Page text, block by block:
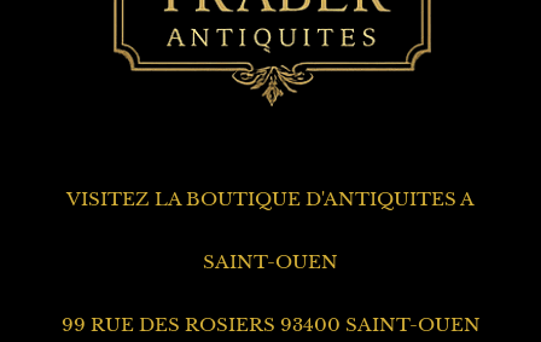
VISITEZ LA BOUTIQUE D'ANTIQUITES A
SAINT-OUEN
99 RUE DES ROSIERS 93400 SAINT-OUEN